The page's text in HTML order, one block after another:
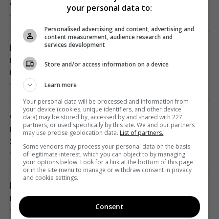
может оказаться вовсе не платина
19:19 пятница, 07 августа 2026
Задержка до 10 часов: из-за обстрелов
ряд поездов курсирует с задержками
19:06 пятница, 07 августа 2026
Что дает сыворотка с йодом для
помидоров: как правильно поливать и
опрыскивать томаты
19:00 пятница, 07 августа 2026
Вперед в прошлое: из-за войны небольшие
магазины заменят супермаркеты, –
опасных изменениях
7 августа 2026, 20:20
Почему баклажаны мельчают и теряют
цвет: огородник назвал одну главную
причину
7 августа 2026, 20:17
Соседи будут завидовать: как вернуть
газону насыщенный зеленый цвет после
жары
7 августа 2026, 20:12
Навроцкий решил помогать Украине "бить
московитов": в РФ началась истерика
7 августа 2026, 19:59
your personal data to:
Personalised advertising and content, advertising and
content measurement, audience research and
services development
Store and/or access information on a device
Learn more
Your personal data will be processed and information from
your device (cookies, unique identifiers, and other device
data) may be stored by, accessed by and shared with 227
partners, or used specifically by this site. We and our partners
may use precise geolocation data. List of partners.
Some vendors may process your personal data on the basis
of legitimate interest, which you can object to by managing
your options below. Look for a link at the bottom of this page
or in the site menu to manage or withdraw consent in privacy
and cookie settings.
Consent